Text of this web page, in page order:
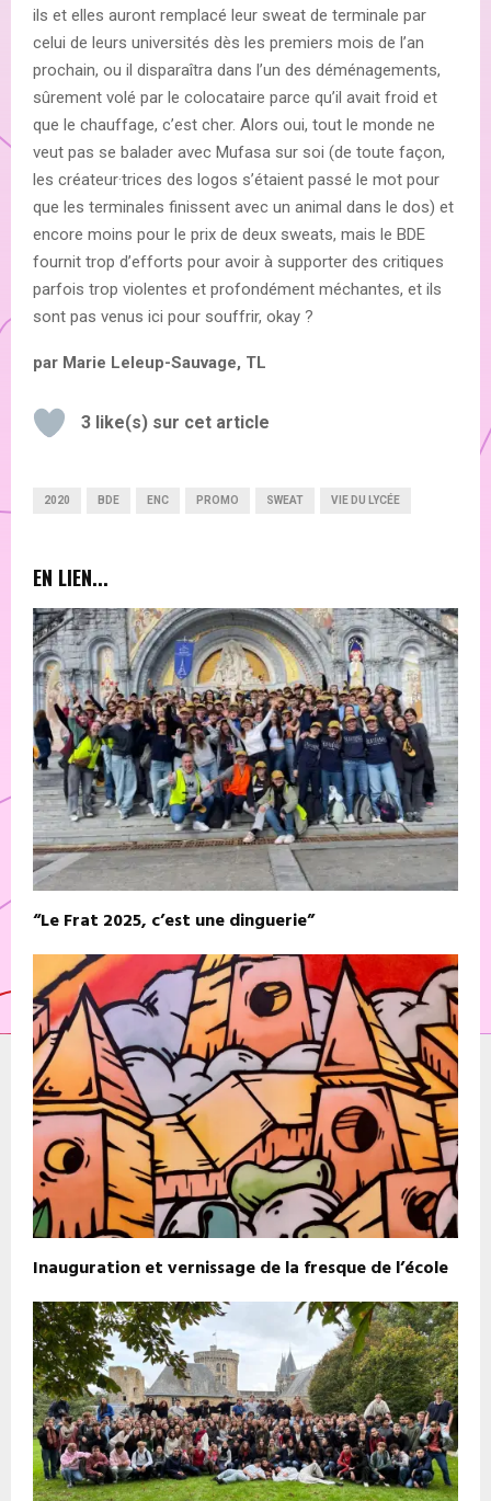
ils et elles auront remplacé leur sweat de terminale par
celui de leurs universités dès les premiers mois de l’an
prochain, ou il disparaîtra dans l’un des déménagements,
sûrement volé par le colocataire parce qu’il avait froid et
que le chauffage, c’est cher. Alors oui, tout le monde ne
veut pas se balader avec Mufasa sur soi (de toute façon,
les créateur·trices des logos s’étaient passé le mot pour
que les terminales finissent avec un animal dans le dos) et
encore moins pour le prix de deux sweats, mais le BDE
fournit trop d’efforts pour avoir à supporter des critiques
parfois trop violentes et profondément méchantes, et ils
sont pas venus ici pour souffrir, okay ?
par Marie Leleup-Sauvage, TL
3 like(s) sur cet article
2020 BDE ENC PROMO SWEAT VIE DU LYCÉE
EN LIEN...
“Le Frat 2025, c’est une dinguerie”
Inauguration et vernissage de la fresque de l’école